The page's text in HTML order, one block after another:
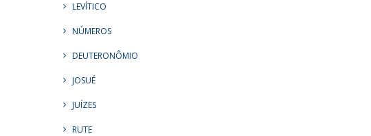
LEVÍTICO
NÚMEROS
DEUTERONÔMIO
JOSUÉ
JUÍZES
RUTE